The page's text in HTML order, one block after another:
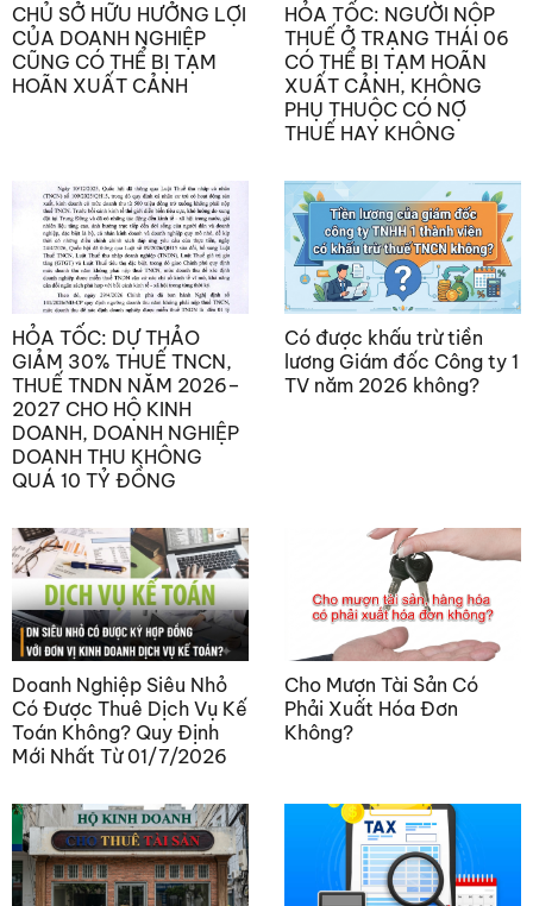
CHỦ SỞ HỮU HƯỞNG LỢI
CỦA DOANH NGHIỆP
CŨNG CÓ THỂ BỊ TẠM
HOÃN XUẤT CẢNH
HỎA TỐC: NGƯỜI NỘP
THUẾ Ở TRẠNG THÁI 06
CÓ THỂ BỊ TẠM HOÃN
XUẤT CẢNH, KHÔNG
PHỤ THUỘC CÓ NỢ
THUẾ HAY KHÔNG
HỎA TỐC: DỰ THẢO
GIẢM 30% THUẾ TNCN,
THUẾ TNDN NĂM 2026–
2027 CHO HỘ KINH
DOANH, DOANH NGHIỆP
DOANH THU KHÔNG
QUÁ 10 TỶ ĐỒNG
Có được khấu trừ tiền
lương Giám đốc Công ty 1
TV năm 2026 không?
Doanh Nghiệp Siêu Nhỏ
Có Được Thuê Dịch Vụ Kế
Toán Không? Quy Định
Mới Nhất Từ 01/7/2026
Cho Mượn Tài Sản Có
Phải Xuất Hóa Đơn
Không?